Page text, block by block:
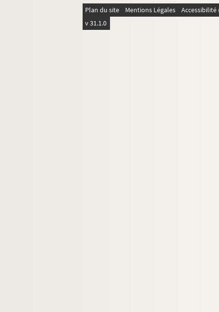
Plan du site Mentions Légales
v 31.1.0